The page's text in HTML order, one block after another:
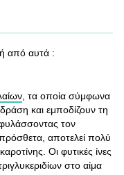
από αυτά :
, τα οποία σύμφωνα
και εμποδίζουν τη
τον
αποτελεί πολύ
Οι φυτικές ίνες
στο αίμα